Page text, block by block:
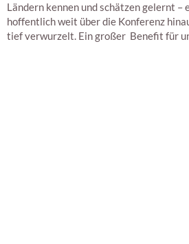
Ländern kennen und schätzen gelernt –
hoffentlich weit über die Konferenz
tief verwurzelt. Ein großer Benefit für